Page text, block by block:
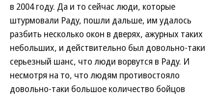
в 2004 году. Да и то сейчас люди, которые
штурмовали Раду, пошли дальше, им удалось
разбить несколько окон в дверях, ажурных таких
небольших, и действительно был довольно-таки
серьезный шанс, что люди ворвутся в Раду. И
несмотря на то, что людям противостояло
довольно-таки большое количество бойцов